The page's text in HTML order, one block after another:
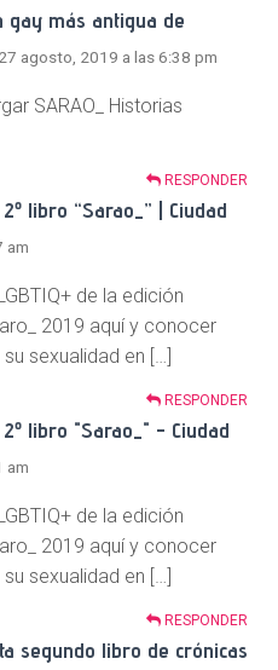
gay más antigua de
27 agosto, 2019 a las 6:38 pm
SARAO_ Historias
RESPONDER
libro “Sarao_” | Ciudad
am
de la edición
2019 aquí y conocer
sexualidad en […]
RESPONDER
libro "Sarao_" - Ciudad
am
de la edición
2019 aquí y conocer
sexualidad en […]
RESPONDER
segundo libro de crónicas